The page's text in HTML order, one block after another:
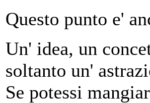
Questo punto e'
Un' idea, un
soltanto un'
Se potessi